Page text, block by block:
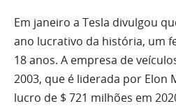
Em janeiro a Tesla divulgou
ano lucrativo da história, um
18 anos. A empresa de
2003, que é liderada por Elon
lucro de $ 721 milhões em